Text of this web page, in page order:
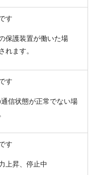
す
保護装置が働いた場
れます。
す
信状態が正常でない場
す
上昇、停止中
お見積り依頼